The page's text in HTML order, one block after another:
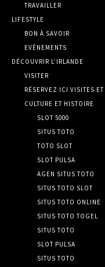
TRAVAILLER
LIFESTYLE
BON À SAVOIR
EVÈNEMENTS
DÉCOUVRIR L’IRLANDE
VISITER
RÉSERVEZ ICI VISITES
CULTURE ET HISTOIRE
SLOT 5000
SITUS TOTO
TOTO SLOT
SLOT PULSA
AGEN SITUS TOTO
SITUS TOTO SLOT
SITUS TOTO ONLINE
SITUS TOTO TOGEL
SITUS TOTO
SLOT PULSA
SITUS TOTO